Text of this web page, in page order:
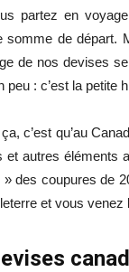
partez en
somme de départ.
de nos devises
peu : c’est la petite
c’est qu’au
et autres éléments
des coupures de
et vous